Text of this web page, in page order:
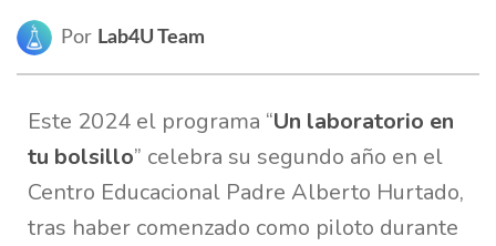
Por Lab4U Team
Este 2024 el programa “Un laboratorio en
tu bolsillo” celebra su segundo año en el
Centro Educacional Padre Alberto Hurtado,
tras haber comenzado como piloto durante